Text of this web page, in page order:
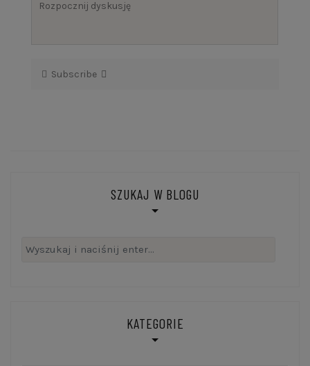
Subscribe
SZUKAJ W BLOGU
Szukaj:
KATEGORIE